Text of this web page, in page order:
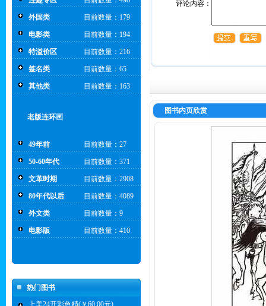
外国类 目前数量：179
电影类 目前数量：194
特溢价区 目前数量：216
签名类 目前数量：65
其他类 目前数量：163
老版连环画
49年前 目前数量：27
50-60年代 目前数量：371
文革时期 目前数量：2908
80年代以后 目前数量：4089
外文类 目前数量：9
电影版 目前数量：410
热门图书
上美24开彩色精(￥60.00元)
评论内容：
图书内页欣赏